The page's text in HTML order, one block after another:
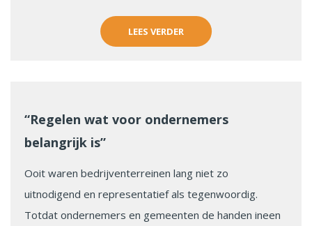
LEES VERDER
“Regelen wat voor ondernemers
belangrijk is”
Ooit waren bedrijventerreinen lang niet zo
uitnodigend en representatief als tegenwoordig.
Totdat ondernemers en gemeenten de handen ineen